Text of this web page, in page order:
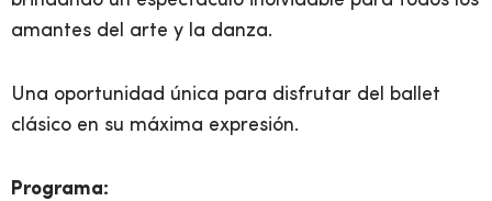
amantes del arte y la danza.
Una oportunidad única para disfrutar del ballet
clásico en su máxima expresión.
Programa: